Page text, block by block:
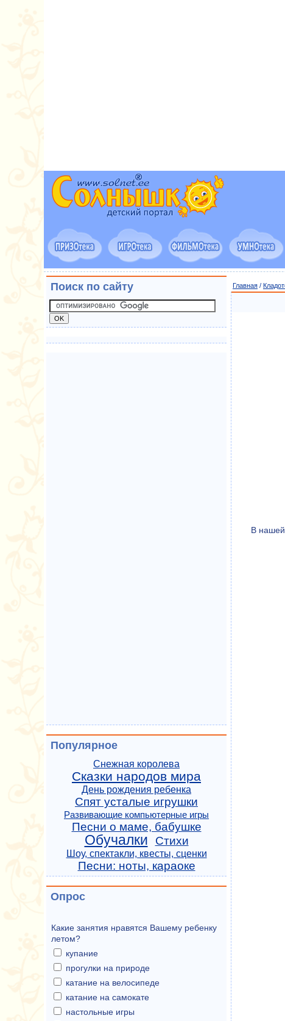
Главная /
В нашей
Поиск по сайту
Популярное
Снежная королева
Сказки народов мира
День рождения ребенка
Спят усталые игрушки
Развивающие компьютерные игры
Песни о маме, бабушке
Обучалки Стихи
Шоу, спектакли, квесты, сценки
Песни: ноты, караоке
Опрос
Какие занятия нравятся Вашему ребенку
летом?
купание
прогулки на природе
катание на велосипеде
катание на самокате
настольные игры